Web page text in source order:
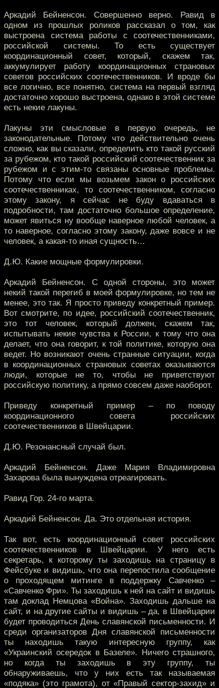
Аркадий Бейненсон. Совершенно верно. Равид в
одном из прошлых роликов рассказал о том, как
выстроена система работы с соотечественниками,
российской системы. То есть существует
координационный совет, который, скажем так,
аккумулирует работу координационных страновых
советов российских соотечественников. И вроде бы
все логично, все понятно, система на первый взгляд
достаточно хорошо выстроена, однако в этой системе
есть некие лакуны.
Лакуны эти смысловые в первую очередь, не
законодательные. Потому что действительно очень
сложно, как вы сказали, определить кто такой русский
за рубежом, кто такой российский соотечественник за
рубежом и с этим-то связаны основные проблемы.
Потому что если мы возьмем закон о российских
соотечественниках, то соотечественником, согласно
этому закону, я сейчас не буду вдаваться в
подробности, там достаточно большое определение,
может явиться ну вообще наверное любой человек, а
то наверное, согласно этому закону, даже вовсе и не
человек, а какая-то иная сущность…
Д.Ю. Какие мощные формулировки.
Аркадий Бейненсон. С одной стороны, это может
некий такой перегиб в моей формулировке, но тем не
менее, это так. Я просто приведу конкретный пример.
Вот смотрите, по идее, российский соотечественник,
это тот человек, который должен, скажем так,
испытывать некие чувства к России, к тому что она
делает, что она говорит, к той политике, которую она
ведет. Но возникают очень странные ситуации, когда
в координационных страновых советах оказываются
люди, которые не то, чтобы не приветствуют
российскую политику, а прямо совсем даже наоборот.
Приведу конкретный пример – по поводу
координационного совета российских
соотечественников в Швейцарии.
Д.Ю. Резонансный случай был.
Аркадий Бейненсон. Даже Мария Владимировна
Захарова была вынуждена отреагировать.
Равид Гор. 24-го марта.
Аркадий Бейненсон. Да. Это отдельная история.
Так вот, есть координационный совет российских
соотечественников в Швейцарии. У него есть
секретарь, к которому ты заходишь на страницу в
Фейсбуке и видишь, что она перепостила сообщение
о проходящем митинге в поддержку Савченко –
«Савченко Фри». Ты заходишь к ней на сайт и видишь
там доклад Немцова «Война». Заходишь дальше на
сайт, и на другие сайты и видишь – да, в Швейцарии
будет проводиться День славянской письменности. И
среди организаторов Дня славянской письменности
ты находишь такую интересную группу, как
«Украинский осередок в Базеле». Ничего страшного,
но когда ты заходишь в эту группу, ты
обнаруживаешь, что у них есть так называемая
«подяка» (это грамота), от «Правый сектор-захид» и